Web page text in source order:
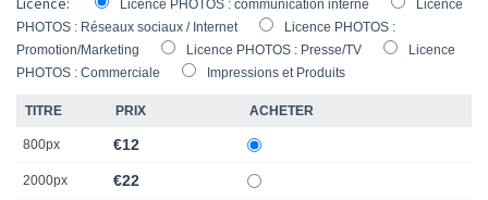
Licence PHOTOS : communication interne
Licence
PHOTOS : Réseaux sociaux / Internet
Licence PHOTOS :
Promotion/Marketing
Licence PHOTOS : Presse/TV
Licence
PHOTOS : Commerciale
Impressions et Produits
TITRE PRIX ACHETER
800px €12
2000px €22